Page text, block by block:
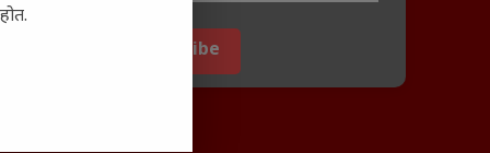
Subscribe